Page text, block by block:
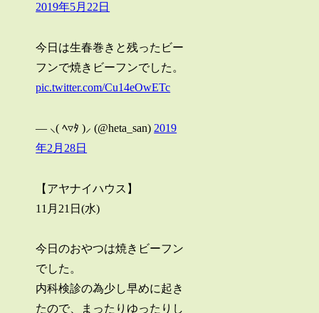
2019年5月22日
今日は生春巻きと残ったビー
フンで焼きビーフンでした。
pic.twitter.com/Cu14eOwETc
— ⸜( ﾍ▿ﾀ )⸝ (@heta_san) 2019
年2月28日
【アヤナイハウス】
11月21日(水)
今日のおやつは焼きビーフン
でした。
内科検診の為少し早めに起き
たので、まったりゆったりし